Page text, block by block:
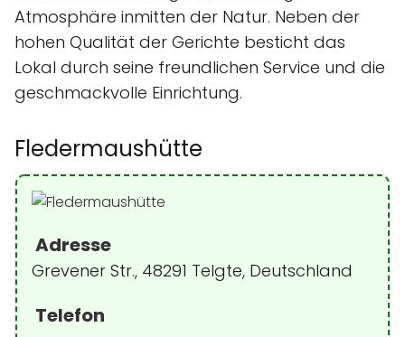
Atmosphäre inmitten der Natur. Neben der
hohen Qualität der Gerichte besticht das
Lokal durch seine freundlichen Service und die
geschmackvolle Einrichtung.
Fledermaushütte
Adresse
Grevener Str., 48291 Telgte, Deutschland
Telefon